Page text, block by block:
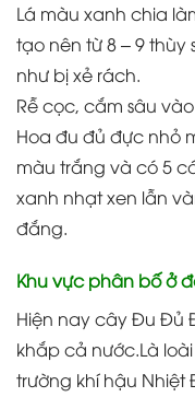
Lá màu xanh chia
tạo nên từ 8 – 9
như bị xẻ rách.
Rễ cọc, cắm sâu
Hoa đu đủ đực nhỏ
màu trắng và có 5
xanh nhạt xen lẫn
đắng.
Khu vực phân bố ở
Hiện nay cây Đu Đủ
khắp cả nước.Là
trường khí hậu Nhiệt